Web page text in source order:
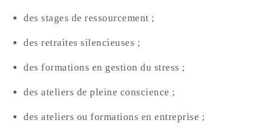
des stages de ressourcement ;
des retraites silencieuses ;
des formations en gestion du stress ;
des ateliers de pleine conscience ;
des ateliers ou formations en entreprise ;